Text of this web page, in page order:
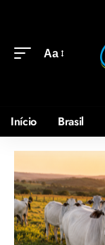
Aa
Início Brasil